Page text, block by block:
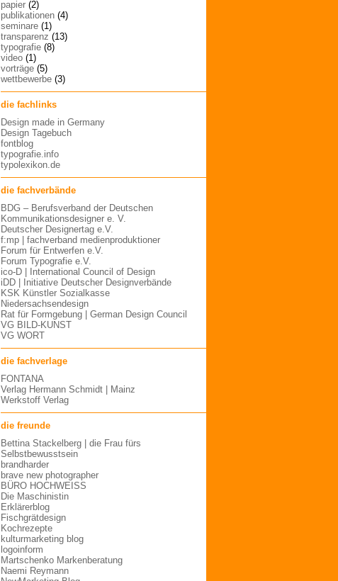
papier (2)
publikationen (4)
seminare (1)
transparenz (13)
typografie (8)
video (1)
vorträge (5)
wettbewerbe (3)
die fachlinks
Design made in Germany
Design Tagebuch
fontblog
typografie.info
typolexikon.de
die fachverbände
BDG – Berufsverband der Deutschen
Kommunikationsdesigner e. V.
Deutscher Designertag e.V.
f:mp | fachverband medienproduktioner
Forum für Entwerfen e.V.
Forum Typografie e.V.
ico-D | International Council of Design
iDD | Initiative Deutscher Designverbände
KSK Künstler Sozialkasse
Niedersachsendesign
Rat für Formgebung | German Design Council
VG BILD-KUNST
VG WORT
die fachverlage
FONTANA
Verlag Hermann Schmidt | Mainz
Werkstoff Verlag
die freunde
Bettina Stackelberg | die Frau fürs
Selbstbewusstsein
brandharder
brave new photographer
BÜRO HOCHWEISS
Die Maschinistin
Erklärerblog
Fischgrätdesign
Kochrezepte
kulturmarketing blog
logoinform
Martschenko Markenberatung
Naemi Reymann